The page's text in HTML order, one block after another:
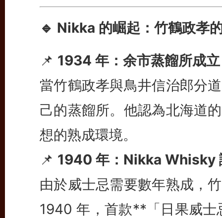
🔹 Nikka 的崛起：竹鶴政孝
📌 1934 年：余市蒸餾所成立
當竹鶴政孝與鳥井信治郎分
己的蒸餾所。他認為北海道
想的熟成環境。
📌 1940 年：Nikka Whisky
由於威士忌需要數年熟成，
1940 年，首款**「日果威